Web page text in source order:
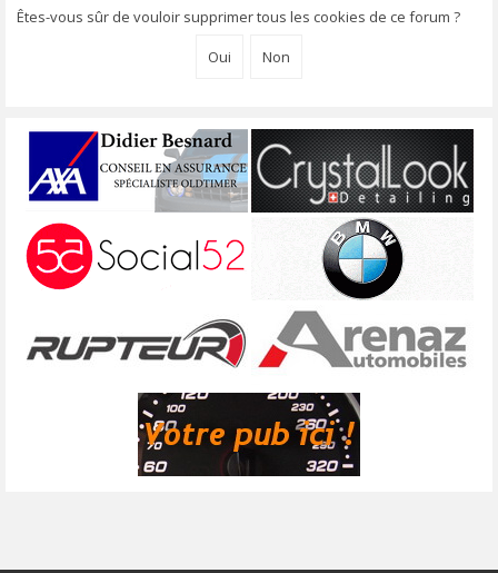
Êtes-vous sûr de vouloir supprimer tous les cookies de ce forum ?